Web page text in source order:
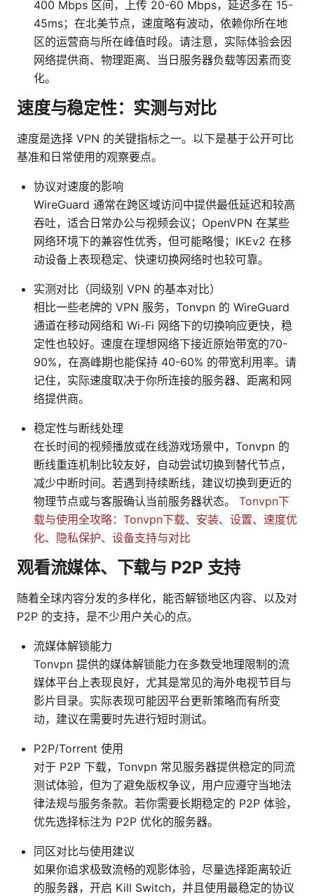
400 Mbps 区间，上传 20-60 Mbps，延迟多在 15-
45ms；在北美节点，速度略有波动，依赖你所在地
区的运营商与所在峰值时段。请注意，实际体验会因
网络提供商、物理距离、当日服务器负载等因素而变
化。
速度与稳定性：实测与对比
速度是选择 VPN 的关键指标之一。以下是基于公开可比
基准和日常使用的观察要点。
协议对速度的影响
WireGuard 通常在跨区域访问中提供最低延迟和较高
吞吐，适合日常办公与视频会议；OpenVPN 在某些
网络环境下的兼容性优秀，但可能略慢；IKEv2 在移
动设备上表现稳定、快速切换网络时也较可靠。
实测对比（同级别 VPN 的基本对比）
相比一些老牌的 VPN 服务，Tonvpn 的 WireGuard
通道在移动网络和 Wi-Fi 网络下的切换响应更快，稳
定性也较好。速度在理想网络下接近原始带宽的70-
90%，在高峰期也能保持 40-60% 的带宽利用率。请
记住，实际速度取决于你所连接的服务器、距离和网
络提供商。
稳定性与断线处理
在长时间的视频播放或在线游戏场景中，Tonvpn 的
断线重连机制比较友好，自动尝试切换到替代节点，
减少中断时间。若遇到持续断线，建议切换到更近的
物理节点或与客服确认当前服务器状态。 Tonvpn下
载与使用全攻略：Tonvpn下载、安装、设置、速度优
化、隐私保护、设备支持与对比
观看流媒体、下载与 P2P 支持
随着全球内容分发的多样化，能否解锁地区内容、以及对
P2P 的支持，是不少用户关心的点。
流媒体解锁能力
Tonvpn 提供的媒体解锁能力在多数受地理限制的流
媒体平台上表现良好，尤其是常见的海外电视节目与
影片目录。实际表现可能因平台更新策略而有所变
动，建议在需要时先进行短时测试。
P2P/Torrent 使用
对于 P2P 下载，Tonvpn 常见服务器提供稳定的同流
测试体验，但为了避免版权争议，用户应遵守当地法
律法规与服务条款。若你需要长期稳定的 P2P 体验，
优先选择标注为 P2P 优化的服务器。
同区对比与使用建议
如果你追求极致流畅的观影体验，尽量选择距离较近
的服务器，开启 Kill Switch，并且使用最稳定的协议